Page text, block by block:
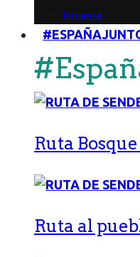
Ucrania
Ruta
Ruta al